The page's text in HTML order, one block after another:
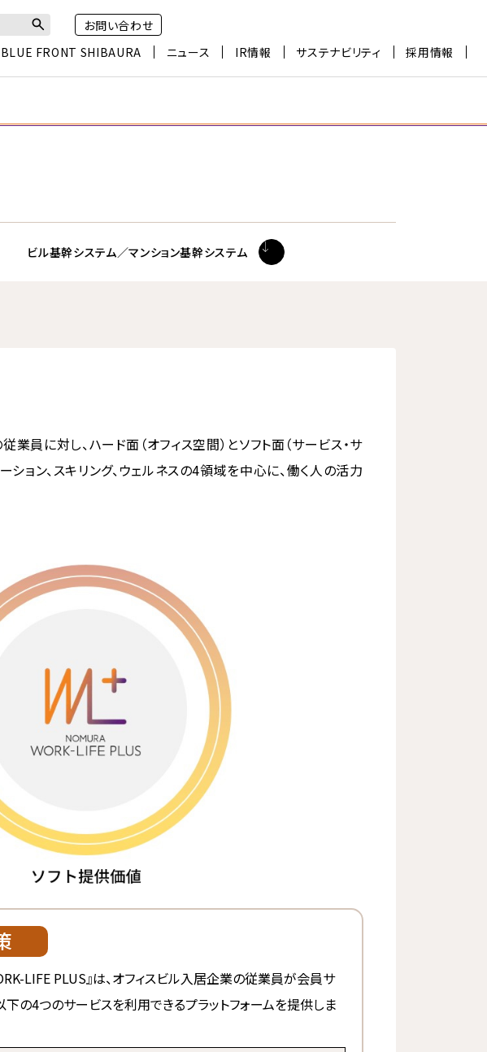
お問い合わせ
BLUE FRONT SHIBAURA ニュース IR情報 サステナビリティ 採用情報
ビル基幹システム／マンション基幹システム
員に対し、ハード面（オフィス空間）とソフト面（サービス・サ
ョン、スキリング、ウェルネスの4領域を中心に、働く人の活力
LIFE PLUS』は、オフィスビル入居企業の従業員が会員サ
下の4つのサービスを利用できるプラットフォームを提供しま